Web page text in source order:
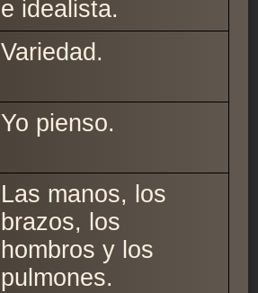
e idealista.
Variedad.
Yo pienso.
Las manos, los
brazos, los
hombros y los
pulmones.